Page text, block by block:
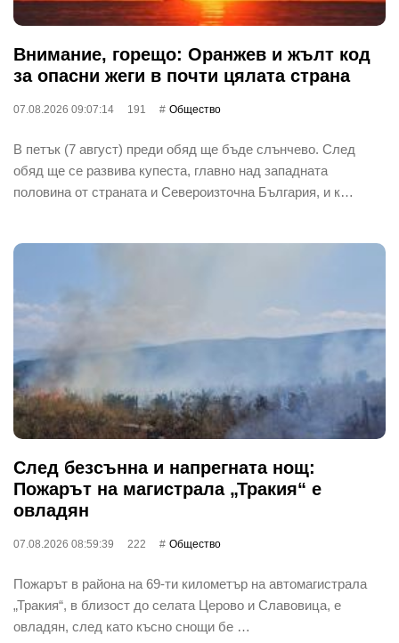
Внимание, горещо: Оранжев и жълт код
за опасни жеги в почти цялата страна
07.08.2026 09:07:14 191 Общество
В петък (7 август) преди обяд ще бъде слънчево. След
обяд ще се развива купеста, главно над западната
половина от страната и Североизточна България, и к…
След безсънна и напрегната нощ:
Пожарът на магистрала „Тракия“ е
овладян
07.08.2026 08:59:39 222 Общество
Пожарът в района на 69-ти километър на автомагистрала
„Тракия“, в близост до селата Церово и Славовица, е
овладян, след като късно снощи бе …